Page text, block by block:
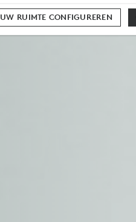
UW RUIMTE CONFIGUREREN